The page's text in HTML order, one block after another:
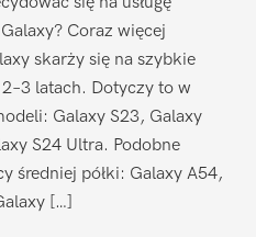
Coraz więcej
skarży się na szybkie
latach. Dotyczy to w
Galaxy S23, Galaxy
S24 Ultra. Podobne
średniej półki: Galaxy A54,
[…]